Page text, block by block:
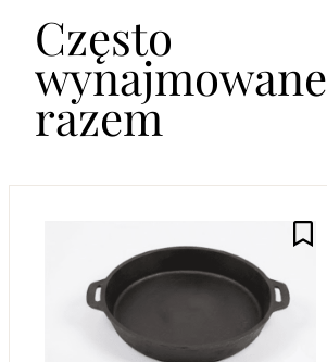
Często
wynajmowane
razem